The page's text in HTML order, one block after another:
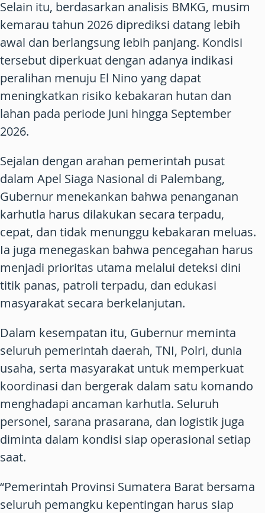
Selain itu, berdasarkan analisis BMKG, musim
kemarau tahun 2026 diprediksi datang lebih
awal dan berlangsung lebih panjang. Kondisi
tersebut diperkuat dengan adanya indikasi
peralihan menuju El Nino yang dapat
meningkatkan risiko kebakaran hutan dan
lahan pada periode Juni hingga September
2026.
Sejalan dengan arahan pemerintah pusat
dalam Apel Siaga Nasional di Palembang,
Gubernur menekankan bahwa penanganan
karhutla harus dilakukan secara terpadu,
cepat, dan tidak menunggu kebakaran meluas.
Ia juga menegaskan bahwa pencegahan harus
menjadi prioritas utama melalui deteksi dini
titik panas, patroli terpadu, dan edukasi
masyarakat secara berkelanjutan.
Dalam kesempatan itu, Gubernur meminta
seluruh pemerintah daerah, TNI, Polri, dunia
usaha, serta masyarakat untuk memperkuat
koordinasi dan bergerak dalam satu komando
menghadapi ancaman karhutla. Seluruh
personel, sarana prasarana, dan logistik juga
diminta dalam kondisi siap operasional setiap
saat.
“Pemerintah Provinsi Sumatera Barat bersama
seluruh pemangku kepentingan harus siap